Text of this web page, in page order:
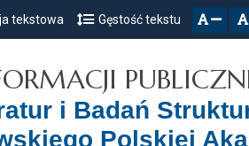
do głównego menu
do treści
do mapy serwisu
tekstowa Gęstość tekstu
i Badań
Polskiej